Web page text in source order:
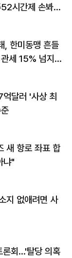
시간제 손봐
, 한미동맹 흔들
세 15% 넘지
달러 '사상 최
새 항로 좌표 합
냐"
지 없애려면 사
회…'탈당 의혹